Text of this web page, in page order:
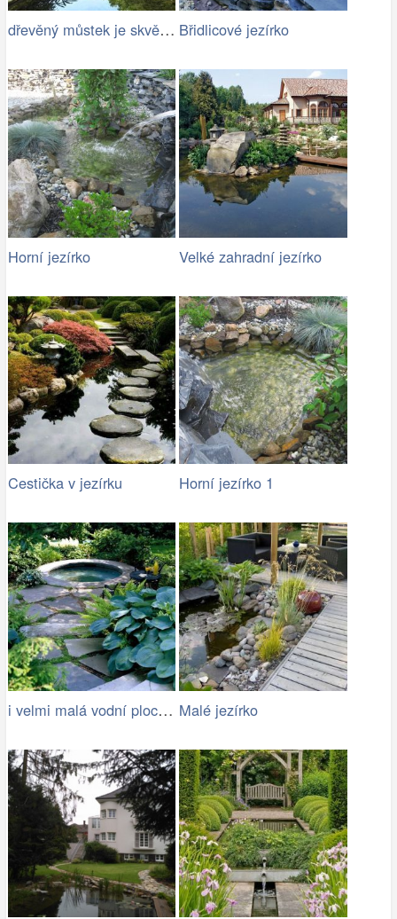
dřevěný můstek je skvělým doplňkem… Břidlicové jezírko
Horní jezírko Velké zahradní jezírko
Cestička v jezírku Horní jezírko 1
i velmi malá vodní plocha oživí zahradu Malé jezírko